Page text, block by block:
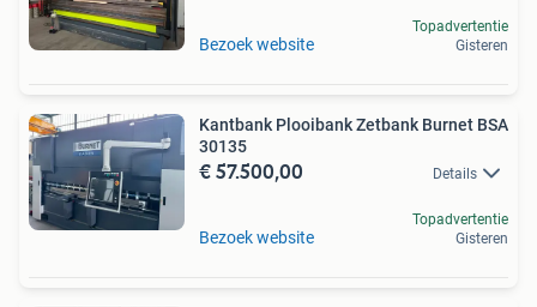
Bezoek website
Topadvertentie
Gisteren
Kantbank Plooibank Zetbank Burnet BSA
30135
€ 57.500,00 Details
Bezoek website
Topadvertentie
Gisteren